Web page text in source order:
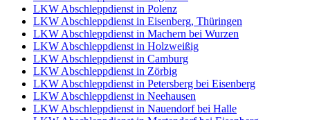
LKW Abschleppdienst in Polenz
LKW Abschleppdienst in Eisenberg, Thüringen
LKW Abschleppdienst in Machern bei Wurzen
LKW Abschleppdienst in Holzweißig
LKW Abschleppdienst in Camburg
LKW Abschleppdienst in Zörbig
LKW Abschleppdienst in Petersberg bei Eisenberg
LKW Abschleppdienst in Neehausen
LKW Abschleppdienst in Nauendorf bei Halle